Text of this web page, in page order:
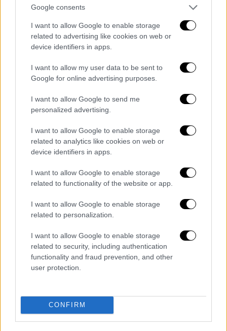
Google consents
I want to allow Google to enable storage
related to advertising like cookies on web or
device identifiers in apps.
I want to allow my user data to be sent to
Google for online advertising purposes.
I want to allow Google to send me
personalized advertising.
I want to allow Google to enable storage
related to analytics like cookies on web or
device identifiers in apps.
I want to allow Google to enable storage
related to functionality of the website or app.
I want to allow Google to enable storage
related to personalization.
I want to allow Google to enable storage
related to security, including authentication
functionality and fraud prevention, and other
user protection.
CONFIRM
Το «Έθνος» στις 31 Οκτωβρίου 1940 με τις επικές
διαστάσεις που λαμβάνουν οι πρώτες μάχες για τα
ελληνικά στρατεύματα
Τους βομβαρδίζουν και...
πανηγυρίζουν